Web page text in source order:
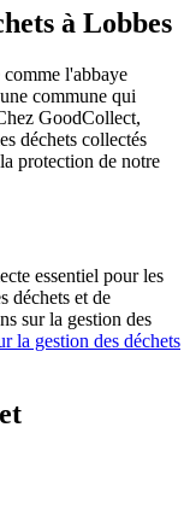
à Lobbes
l'abbaye
commune qui
GoodCollect,
déchets collectés
protection de notre
essentiel pour les
déchets et de
sur la gestion des
la gestion des déchets